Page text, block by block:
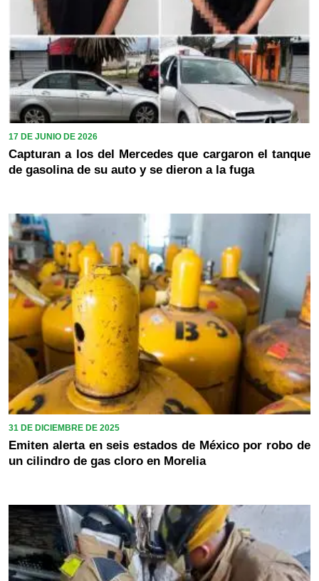
17 DE JUNIO DE 2026
Capturan a los del Mercedes que cargaron el tanque
de gasolina de su auto y se dieron a la fuga
31 DE DICIEMBRE DE 2025
Emiten alerta en seis estados de México por robo de
un cilindro de gas cloro en Morelia